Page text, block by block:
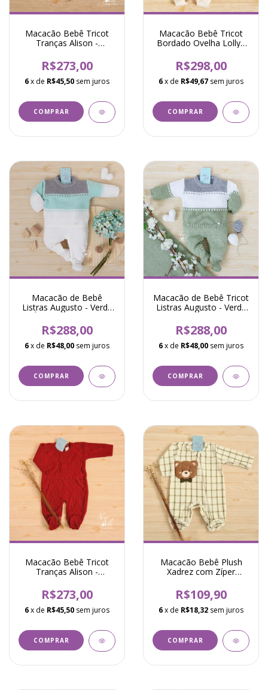
Macacão Bebê Tricot
Tranças Alison -
R$273,00
6x de R$45,50 sem juros
COMPRAR
Macacão Bebê Tricot
Bordado Ovelha Lolly -
R$298,00
6x de R$49,67 sem juros
COMPRAR
Macacão de Bebê
Listras Augusto - Verde
R$288,00
6x de R$48,00 sem juros
COMPRAR
Macacão de Bebê Tricot
Listras Augusto - Verde
R$288,00
6x de R$48,00 sem juros
COMPRAR
Macacão Bebê Tricot
Tranças Alison -
R$273,00
6x de R$45,50 sem juros
COMPRAR
Macacão Bebê Plush
Xadrez com Zíper
Pró - Verde
R$109,90
6x de R$18,32 sem juros
COMPRAR